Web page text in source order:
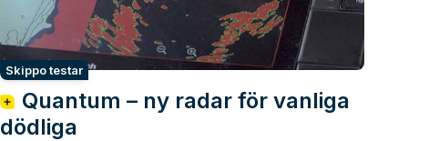
Skippo testar
Quantum – ny radar för vanliga
dödliga